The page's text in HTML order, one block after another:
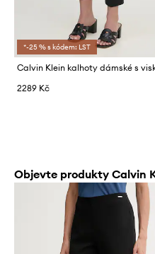
*-25 % s kódem: LST
2289 Kč
Objevte produkty Calvin